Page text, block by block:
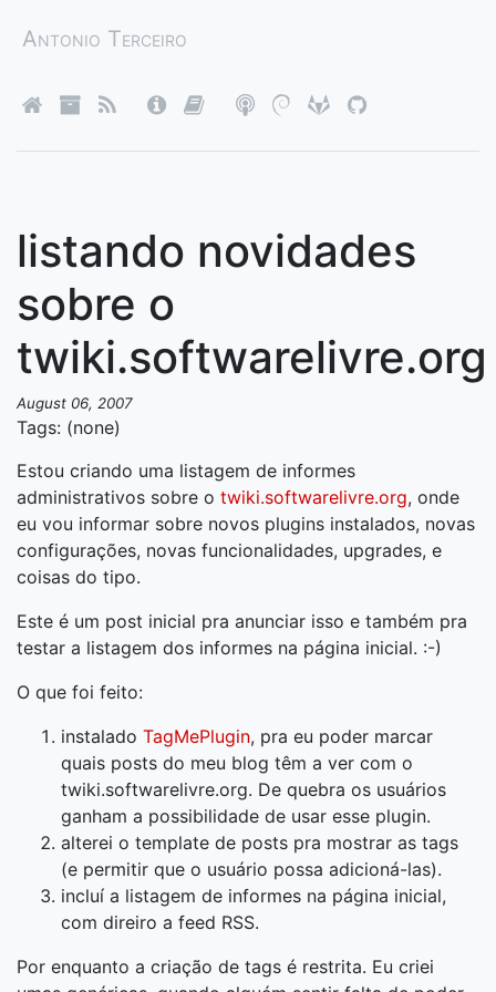
Antonio Terceiro
listando novidades
sobre o
twiki.softwarelivre.org
August 06, 2007
Tags: (none)
Estou criando uma listagem de informes
administrativos sobre o twiki.softwarelivre.org, onde
eu vou informar sobre novos plugins instalados, novas
configurações, novas funcionalidades, upgrades, e
coisas do tipo.
Este é um post inicial pra anunciar isso e também pra
testar a listagem dos informes na página inicial. :-)
O que foi feito:
instalado TagMePlugin, pra eu poder marcar
quais posts do meu blog têm a ver com o
twiki.softwarelivre.org. De quebra os usuários
ganham a possibilidade de usar esse plugin.
alterei o template de posts pra mostrar as tags
(e permitir que o usuário possa adicioná-las).
incluí a listagem de informes na página inicial,
com direiro a feed RSS.
Por enquanto a criação de tags é restrita. Eu criei